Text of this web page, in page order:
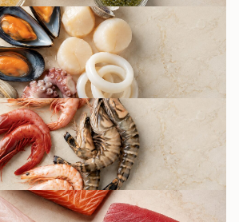
JŪRAS VELTES
GARNELES